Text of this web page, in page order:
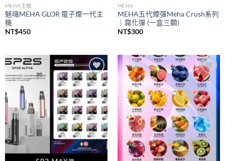
MEHA主機
魅嗨MEHA GLOR 電子煙一代主
機
NT$450
MEHA
MEHA五代煙彈Meha Crush系列
｜霧化彈 (一盒三顆)
NT$300
Add to
wishlist
Add to
wishlist